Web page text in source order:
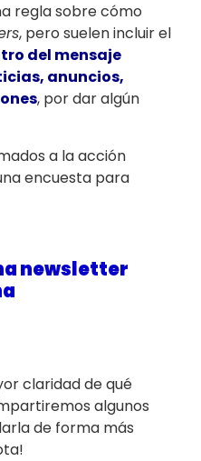
regla sobre cómo
, pero suelen incluir el
del mensaje
anuncios,
, por dar algún
a la acción
encuesta para
newsletter
claridad de qué
algunos
de forma más